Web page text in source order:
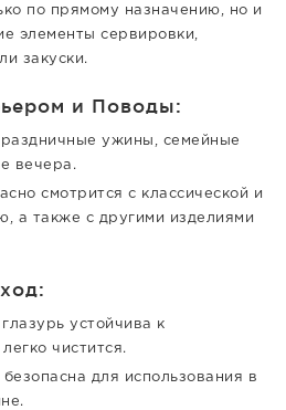
по прямому назначению, но и
элементы сервировки,
закуски.
и Поводы:
ужины, семейные
вечера.
смотрится с классической и
а также с другими изделиями
устойчива к
чистится.
безопасна для использования в